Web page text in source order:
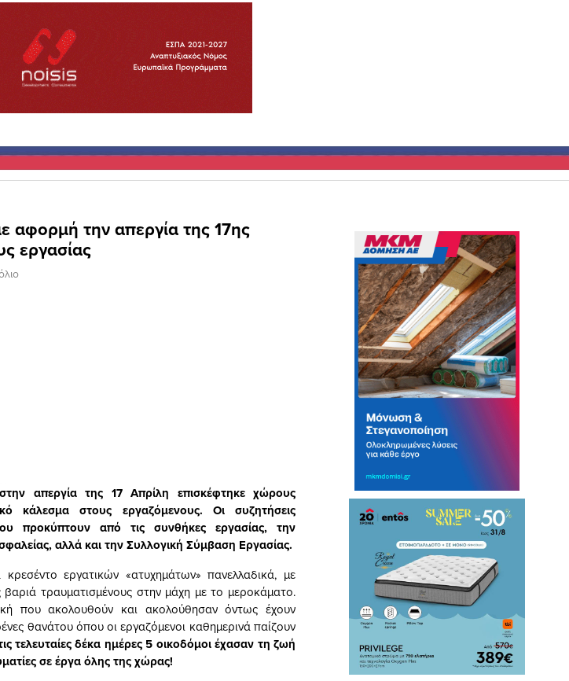
αφορμή την απεργία της 17ης
εργασίας
απεργία της 17 Απρίλη επισκέφτηκε χώρους
κάλεσμα στους εργαζόμενους. Οι συζητήσεις
προκύπτουν από τις συνθήκες εργασίας, την
αλλά και την Συλλογική Σύμβαση Εργασίας.
εργατικών «ατυχημάτων» πανελλαδικά, με
τραυματισμένους στην μάχη με το μεροκάματο.
που ακολουθούν και ακολούθησαν όντως έχουν
θανάτου όπου οι εργαζόμενοι καθημερινά παίζουν
τελευταίες δέκα ημέρες 5 οικοδόμοι έχασαν τη ζωή
σε έργα όλης της χώρας!